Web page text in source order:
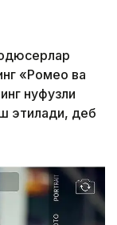
«Ромео ва
нуфузли
этилади, деб